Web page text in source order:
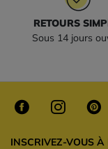
RETOURS
Sous 14 jours
INSCRIVEZ-VOUS